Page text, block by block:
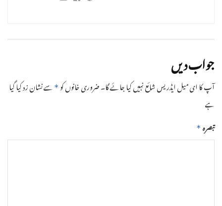
جواب دیں
آپ کا ای میل ایڈریس شائع نہیں کیا جائے گا۔ضروری خانوں کو * سے نشان زد کیا گیا
ہے
تبصرہ *